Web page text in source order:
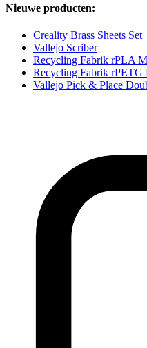
Nieuwe producten:
Creality Brass Sheets Set
Vallejo Scriber
Recycling Fabrik rPLA
Recycling Fabrik rPETG
Vallejo Pick & Place